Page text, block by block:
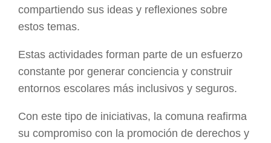
compartiendo sus ideas y reflexiones sobre
estos temas.
Estas actividades forman parte de un esfuerzo
constante por generar conciencia y construir
entornos escolares más inclusivos y seguros.
Con este tipo de iniciativas, la comuna reafirma
su compromiso con la promoción de derechos y